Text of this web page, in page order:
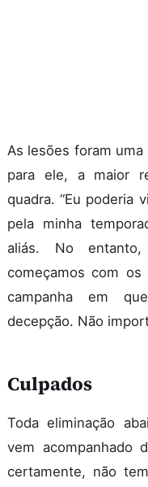
As lesões foram uma
para ele, a maior
quadra. “Eu poderia
pela minha
aliás. No
começamos com
campanha em
decepção. Não
Culpados
Toda eliminação
vem acompanhado
certamente, não